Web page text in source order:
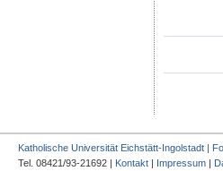
Katholische Universität Eichstätt-Ingolstadt |
Tel. 08421/93-21692 | Kontakt | Impressum |